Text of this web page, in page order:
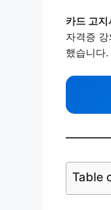
카드 고지
자격증
했습니다
Table